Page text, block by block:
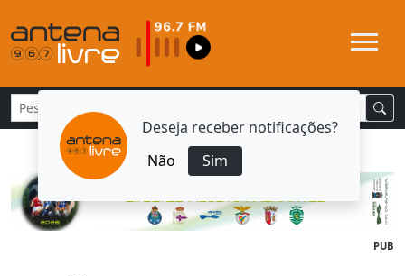
Deseja receber notificações?
Não
Sim
PUB